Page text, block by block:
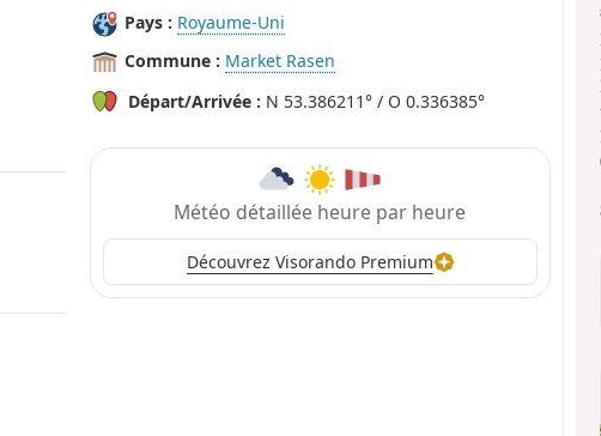
Pays : Royaume-Uni
Commune : Market Rasen
Départ/Arrivée : N 53.386211° / O 0.336385°
Météo détaillée heure par heure
Découvrez Visorando Premium